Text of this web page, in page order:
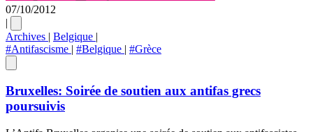
07/10/2012
|
Archives | Belgique |
#Antifascisme | #Belgique | #Grèce
Bruxelles: Soirée de soutien aux antifas grecs
poursuivis